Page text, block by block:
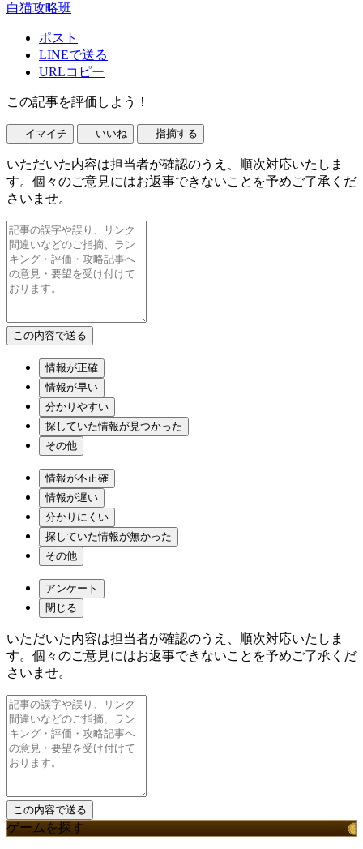
白猫攻略班
ポスト
LINEで送る
URLコピー
この記事を評価しよう！
イマイチ いいね 指摘する
いただいた内容は担当者が確認のうえ、順次対応いたしま
す。個々のご意見にはお返事できないことを予めご了承くだ
さいませ。
情報が正確
情報が早い
分かりやすい
探していた情報が見つかった
その他
情報が不正確
情報が遅い
分かりにくい
探していた情報が無かった
その他
アンケート
閉じる
いただいた内容は担当者が確認のうえ、順次対応いたしま
す。個々のご意見にはお返事できないことを予めご了承くだ
さいませ。
ゲームを探す